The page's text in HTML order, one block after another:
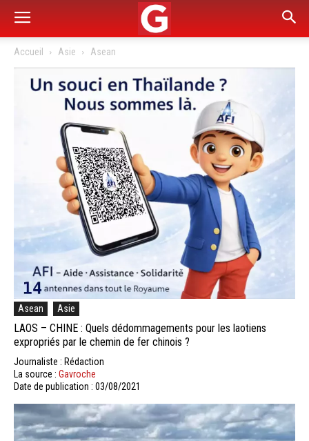
Accueil Asie Asean
Asean Asie
LAOS – CHINE : Quels dédommagements pour les laotiens
expropriés par le chemin de fer chinois ?
Journaliste : Rédaction
La source : Gavroche
Date de publication : 03/08/2021